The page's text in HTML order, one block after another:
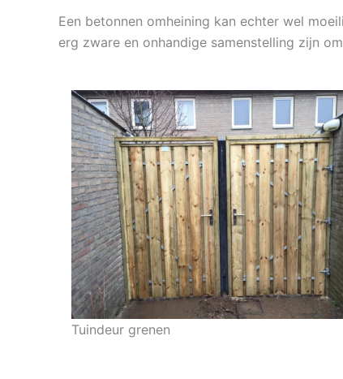
Een betonnen omheining kan echter wel
erg zware en onhandige samenstelling zijn
Tuindeur grenen